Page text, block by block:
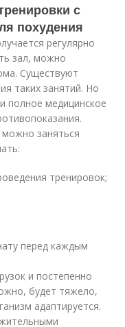
с
похудения
регулярно
зал, можно
Существуют
таких занятий. Но
полное медицинское
заняться
тренировок;
перед каждым
и постепенно
будет тяжело,
адаптируется.